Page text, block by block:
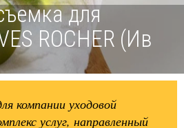
для
ROCHER (Ив
компании уходовой
услуг, направленный